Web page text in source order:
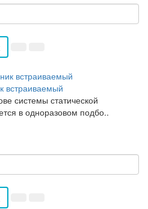
встраиваемый
системы статической
в одноразовом подбо..